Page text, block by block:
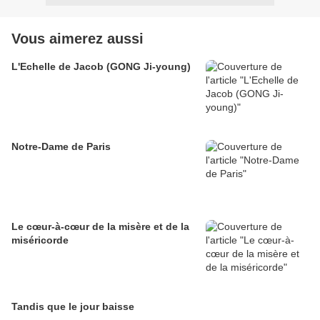
Vous aimerez aussi
L'Echelle de Jacob (GONG Ji-young)
Notre-Dame de Paris
Le cœur-à-cœur de la misère et de la
miséricorde
Tandis que le jour baisse